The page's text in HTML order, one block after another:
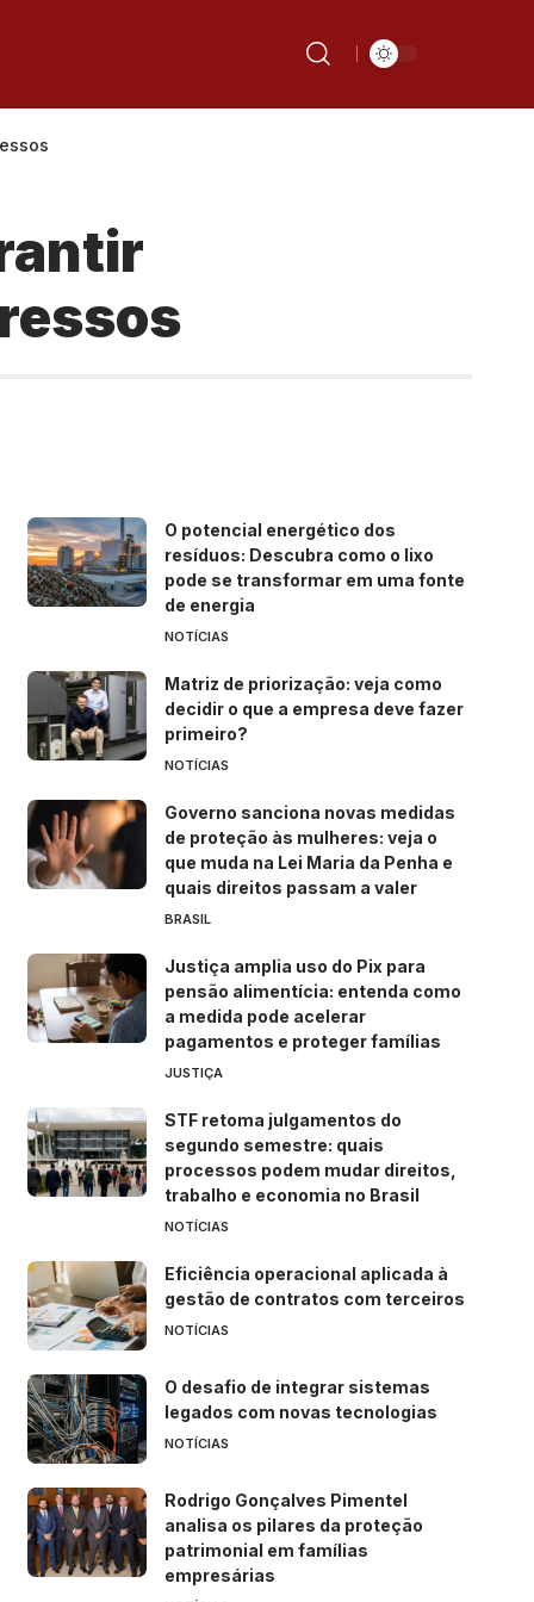
O potencial energético dos
resíduos: Descubra como o lixo
pode se transformar em uma fonte
de energia
NOTÍCIAS
Matriz de priorização: veja como
decidir o que a empresa deve fazer
primeiro?
NOTÍCIAS
Governo sanciona novas medidas
de proteção às mulheres: veja o
que muda na Lei Maria da Penha e
quais direitos passam a valer
BRASIL
Justiça amplia uso do Pix para
pensão alimentícia: entenda como
a medida pode acelerar
pagamentos e proteger famílias
JUSTIÇA
STF retoma julgamentos do
segundo semestre: quais
processos podem mudar direitos,
trabalho e economia no Brasil
NOTÍCIAS
Eficiência operacional aplicada à
gestão de contratos com terceiros
NOTÍCIAS
O desafio de integrar sistemas
legados com novas tecnologias
NOTÍCIAS
Rodrigo Gonçalves Pimentel
analisa os pilares da proteção
patrimonial em famílias
empresárias